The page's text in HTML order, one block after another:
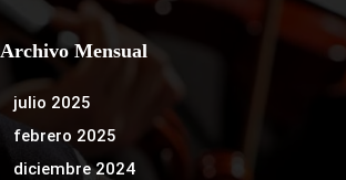
Archivo Mensual
julio 2025
febrero 2025
diciembre 2024